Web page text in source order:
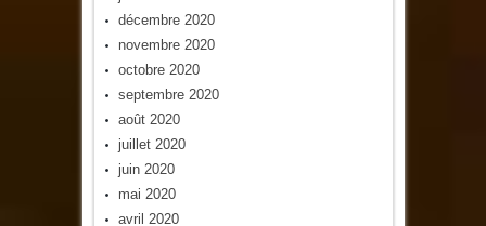
décembre 2020
novembre 2020
octobre 2020
septembre 2020
août 2020
juillet 2020
juin 2020
mai 2020
avril 2020